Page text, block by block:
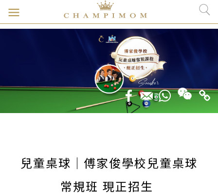
兒童桌球｜傅家俊學校兒童桌球
常規班 現正招生